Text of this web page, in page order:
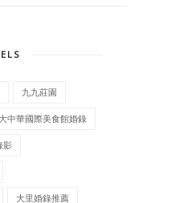
九九莊園
中華國際美食館婚錄
影
大里婚錄推薦